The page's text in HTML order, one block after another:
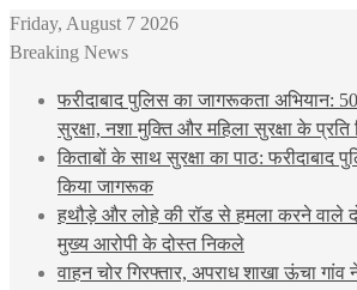
Friday, August 7 2026
Breaking News
फरीदाबाद पुलिस का जागरूकता अभियान: 500
सुरक्षा, नशा मुक्ति और महिला सुरक्षा के
किताबों के साथ सुरक्षा का पाठ: फरीदाबाद
किया जागरूक
हथौड़े और लोहे की रॉड से हमला करने वाले
मुख्य आरोपी के दोस्त निकले
वाहन चोर गिरफ्तार, अपराध शाखा ऊंचा गांव